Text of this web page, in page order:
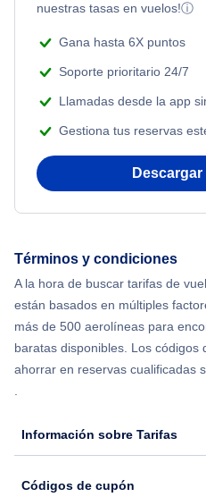
Flights from Nueva York to
Flights from Nueva York to
Flights from Shanghai to
Flights from Nueva York to Seúl
Flights from Nueva York to
nuestras tasas en vuelos!ⓘ
Gana hasta 6X puntos
Soporte prioritario 24/7
Llamadas desde la app
Gestiona tus reservas
Términos y condiciones
A la hora de buscar tarifas de
están basados en múltiples
más de 500 aerolíneas para
baratas disponibles. Los códigos
ahorrar en reservas cualificadas
.
Información sobre Tarifas
Códigos de cupón